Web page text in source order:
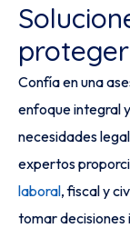
Confía en una
enfoque integral
necesidades
expertos
laboral, fiscal y
tomar decisiones